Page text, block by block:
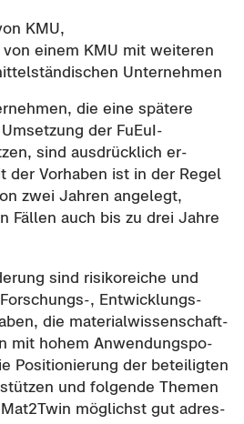
KMU,
einem KMU mit wei­te­ren
Un­ter­neh­men
die eine spä­te­re
der FuEuI-​
sind aus­drück­lich er­
der Vor­ha­ben ist in der Regel
zwei Jah­ren an­ge­legt,
Fäl­len auch bis zu drei Jahre
sind ri­si­ko­rei­che und
​, Entwicklungs-​
die ma­te­ri­al­wis­sen­schaft­
mit hohem An­wen­dungs­po­
Po­si­tio­nie­rung der be­tei­lig­ten
und fol­gen­de The­men
mög­lichst gut adres­